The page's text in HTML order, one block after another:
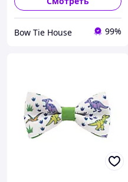
Bow Tie House 99%